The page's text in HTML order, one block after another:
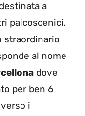
a
palcoscenici.
straordinario
al nome
dove
per ben 6
i